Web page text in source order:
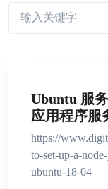
Ubuntu 服
应用程序服
https://
to-set-up-a-
ubuntu-18-04